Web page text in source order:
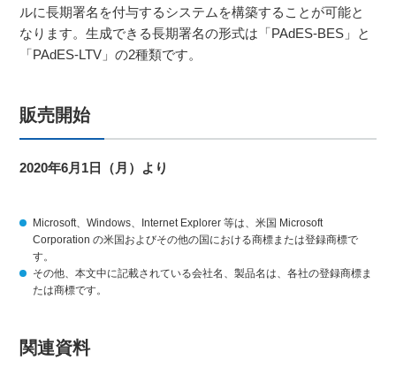
ルに長期署名を付与するシステムを構築することが可能と
なります。生成できる長期署名の形式は「PAdES-BES」と
「PAdES-LTV」の2種類です。
販売開始
2020年6月1日（月）より
Microsoft、Windows、Internet Explorer 等は、米国 Microsoft
Corporation の米国およびその他の国における商標または登録商標で
す。
その他、本文中に記載されている会社名、製品名は、各社の登録商標ま
たは商標です。
関連資料